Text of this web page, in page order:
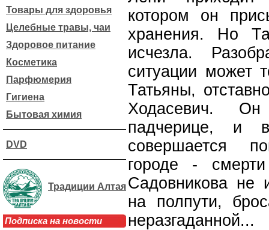
Товары для здоровья
Целебные травы, чаи
Здоровое питание
Косметика
Парфюмерия
Гигиена
Бытовая химия
DVD
Традиции Алтая
Подписка на новости
котором он
хранения. Но
исчезла.
ситуации может
Татьяны,
Ходасевич.
падчерице,
совершается
городе -
Садовникова не
на полпути,
неразгаданной...